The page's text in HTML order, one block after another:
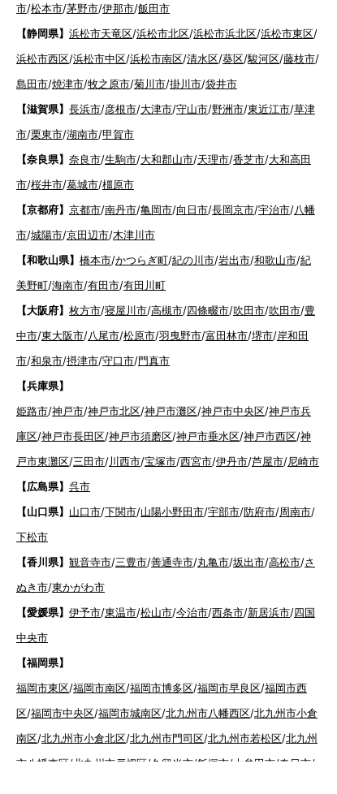
市/松本市/茅野市/伊那市/飯田市
【静岡県】 浜松市天竜区/浜松市北区/浜松市浜北区/浜松市東区/
浜松市西区/浜松市中区/浜松市南区/清水区/葵区/駿河区/藤枝市/
島田市/焼津市/牧之原市/菊川市/掛川市/袋井市
【滋賀県】 長浜市/彦根市/大津市/守山市/野洲市/東近江市/草津
市/栗東市/湖南市/甲賀市
【奈良県】 奈良市/生駒市/大和郡山市/天理市/香芝市/大和高田
市/桜井市/葛城市/橿原市
【京都府】 京都市/南丹市/亀岡市/向日市/長岡京市/宇治市/八幡
市/城陽市/京田辺市/木津川市
【和歌山県】 橋本市/かつらぎ町/紀の川市/岩出市/和歌山市/紀
美野町/海南市/有田市/有田川町
【大阪府】 枚方市/寝屋川市/高槻市/四條畷市/吹田市/吹田市/豊
中市/東大阪市/八尾市/松原市/羽曳野市/富田林市/堺市/岸和田
市/和泉市/摂津市/守口市/門真市
【兵庫県】
姫路市/神戸市/神戸市北区/神戸市灘区/神戸市中央区/神戸市兵
庫区/神戸市長田区/神戸市須磨区/神戸市垂水区/神戸市西区/神
戸市東灘区/三田市/川西市/宝塚市/西宮市/伊丹市/芦屋市/尼崎市
【広島県】 呉市
【山口県】 山口市/下関市/山陽小野田市/宇部市/防府市/周南市/
下松市
【香川県】 観音寺市/三豊市/善通寺市/丸亀市/坂出市/高松市/さ
ぬき市/東かがわ市
【愛媛県】 伊予市/東温市/松山市/今治市/西条市/新居浜市/四国
中央市
【福岡県】
福岡市東区/福岡市南区/福岡市博多区/福岡市早良区/福岡市西
区/福岡市中央区/福岡市城南区/北九州市八幡西区/北九州市小倉
南区/北九州市小倉北区/北九州市門司区/北九州市若松区/北九州
市八幡東区/ 北九州市戸畑区/久留米市/飯塚市/大牟田市/春日市/